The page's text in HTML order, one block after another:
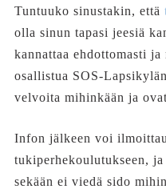
Tuntuuko sinustakin, että
olla sinun tapasi jeesiä
kannattaa ehdottomasti
osallistua SOS-
velvoita mihinkään ja
Infon jälkeen voi
tukiperhekoulutukseen,
sekään ei viedä sido